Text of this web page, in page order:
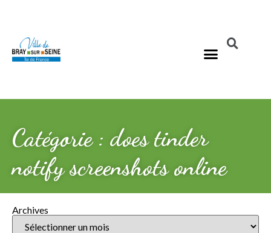
Catégorie : does tinder
notify screenshots online
Archives